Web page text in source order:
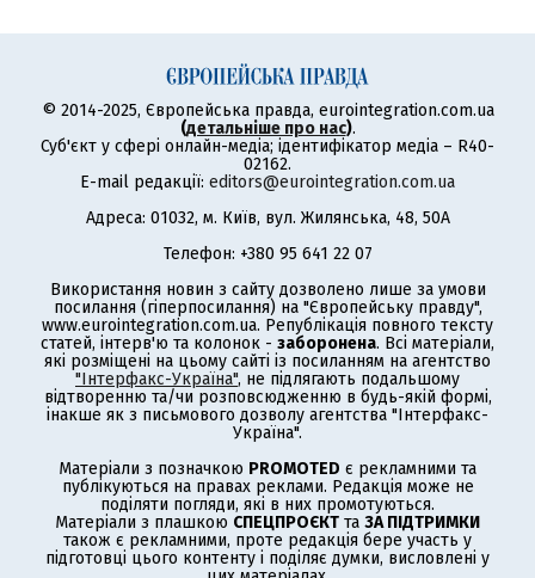
© 2014-2025, Європейська правда, eurointegration.com.ua
(детальніше про нас).
Суб'єкт у сфері онлайн-медіа; ідентифікатор медіа – R40-
02162.
E-mail редакції: editors@eurointegration.com.ua
Адреса: 01032, м. Київ, вул. Жилянська, 48, 50А
Телефон: +380 95 641 22 07
Використання новин з сайту дозволено лише за умови
посилання (гіперпосилання) на "Європейську правду",
www.eurointegration.com.ua. Републікація повного тексту
статей, інтерв'ю та колонок - заборонена. Всі матеріали,
які розміщені на цьому сайті із посиланням на агентство
"Інтерфакс-Україна", не підлягають подальшому
відтворенню та/чи розповсюдженню в будь-якій формі,
інакше як з письмового дозволу агентства "Інтерфакс-
Україна".
Матеріали з позначкою PROMOTED є рекламними та
публікуються на правах реклами. Редакція може не
поділяти погляди, які в них промотуються.
Матеріали з плашкою СПЕЦПРОЄКТ та ЗА ПІДТРИМКИ
також є рекламними, проте редакція бере участь у
підготовці цього контенту і поділяє думки, висловлені у